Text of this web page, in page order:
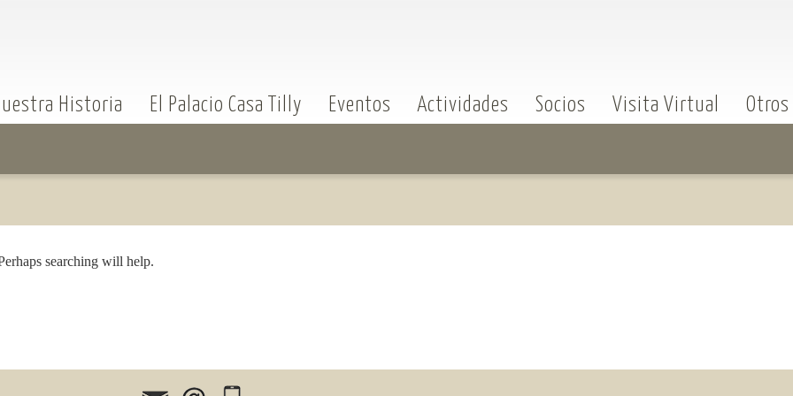
Historia El Palacio Casa Tilly Eventos Actividades Socios Visita Virtual
searching will help.